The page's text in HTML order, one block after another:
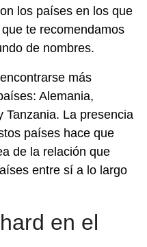
los países en los que
te recomendamos
de nombres.
más
Alemania,
Tanzania. La presencia
países hace que
de la relación que
entre sí a lo largo
en el